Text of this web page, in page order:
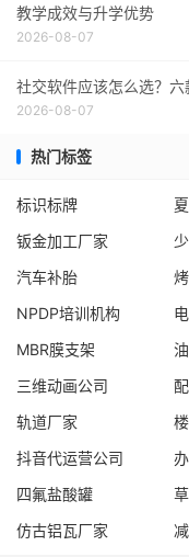
教学成效与升学优势
2026-08-07
社交软件应该怎么选？
2026-08-07
热门标签
标识标牌
钣金加工厂家
汽车补胎
NPDP培训机构
MBR膜支架
三维动画公司
轨道厂家
抖音代运营公司
四氟盐酸罐
仿古铝瓦厂家